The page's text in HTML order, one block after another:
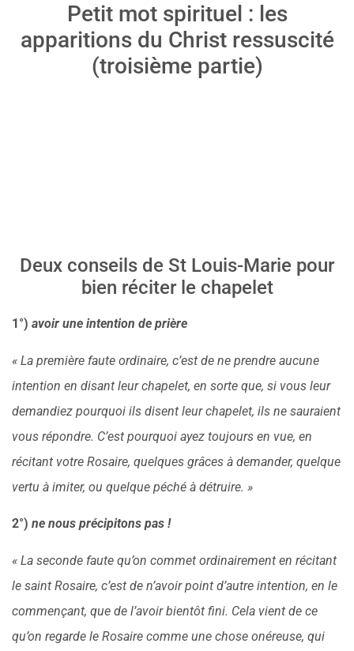
Petit mot spirituel : les
apparitions du Christ ressuscité
(troisième partie)
Deux conseils de St Louis-Marie pour
bien réciter le chapelet
1°) avoir une intention de prière
« La première faute ordinaire, c’est de ne prendre aucune
intention en disant leur chapelet, en sorte que, si vous leur
demandiez pourquoi ils disent leur chapelet, ils ne sauraient
vous répondre. C’est pourquoi ayez toujours en vue, en
récitant votre Rosaire, quelques grâces à demander, quelque
vertu à imiter, ou quelque péché à détruire. »
2°) ne nous précipitons pas !
« La seconde faute qu’on commet ordinairement en récitant
le saint Rosaire, c’est de n’avoir point d’autre intention, en le
commençant, que de l’avoir bientôt fini. Cela vient de ce
qu’on regarde le Rosaire comme une chose onéreuse, qui